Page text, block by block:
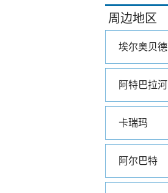
周边地区
埃尔奥贝德
阿特巴拉河
卡瑞玛
阿尔巴特